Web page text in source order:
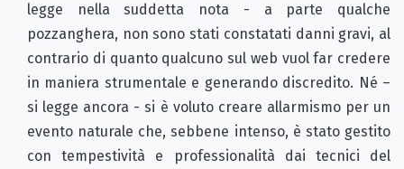
legge nella suddetta nota - a parte qualche
pozzanghera, non sono stati constatati danni gravi, al
contrario di quanto qualcuno sul web vuol far credere
in maniera strumentale e generando discredito. Né –
si legge ancora - si è voluto creare allarmismo per un
evento naturale che, sebbene intenso, è stato gestito
con tempestività e professionalità dai tecnici del